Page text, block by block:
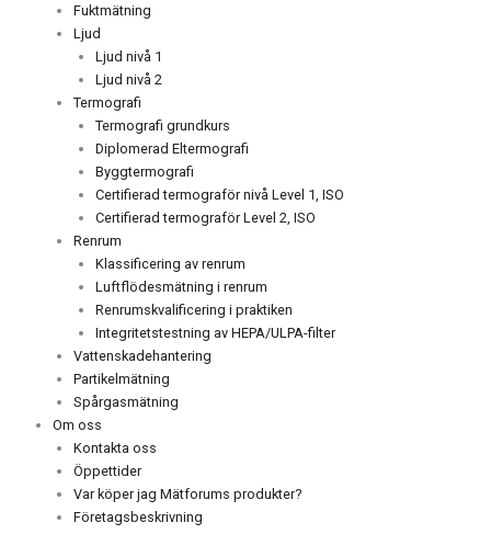
Fuktmätning
Ljud
Ljud nivå 1
Ljud nivå 2
Termografi
Termografi grundkurs
Diplomerad Eltermografi
Byggtermografi
Certifierad termograför nivå Level 1, ISO
Certifierad termograför Level 2, ISO
Renrum
Klassificering av renrum
Luftflödesmätning i renrum
Renrumskvalificering i praktiken
Integritetstestning av HEPA/ULPA-filter
Vattenskadehantering
Partikelmätning
Spårgasmätning
Om oss
Kontakta oss
Öppettider
Var köper jag Mätforums produkter?
Företagsbeskrivning